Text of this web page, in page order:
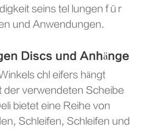
seins tel lungen für
und Anwendungen.
Discs und Anhänge
chl eifers hängt
der verwendeten Scheibe
bietet eine Reihe von
Schleifen, Schleifen und